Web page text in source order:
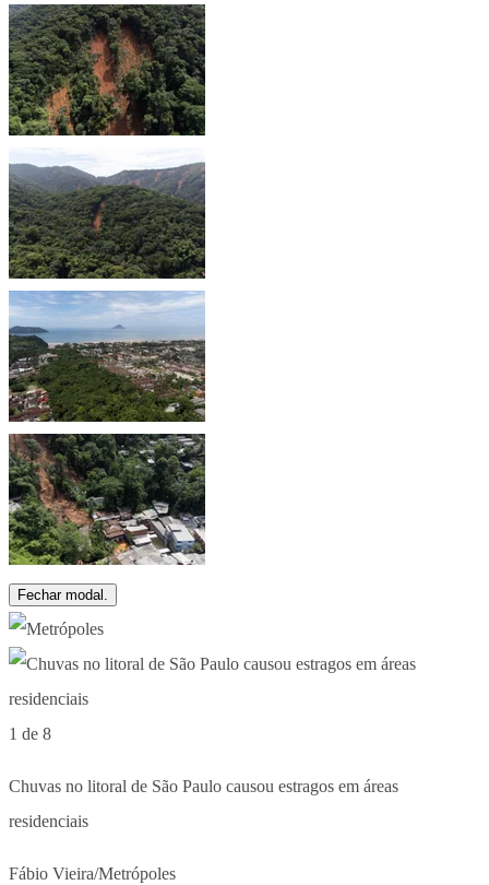
Fechar modal.
1 de 8
Chuvas no litoral de São Paulo causou estragos em áreas
residenciais
Fábio Vieira/Metrópoles